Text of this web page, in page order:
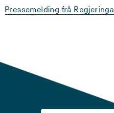
Pressemelding frå Regjeringa